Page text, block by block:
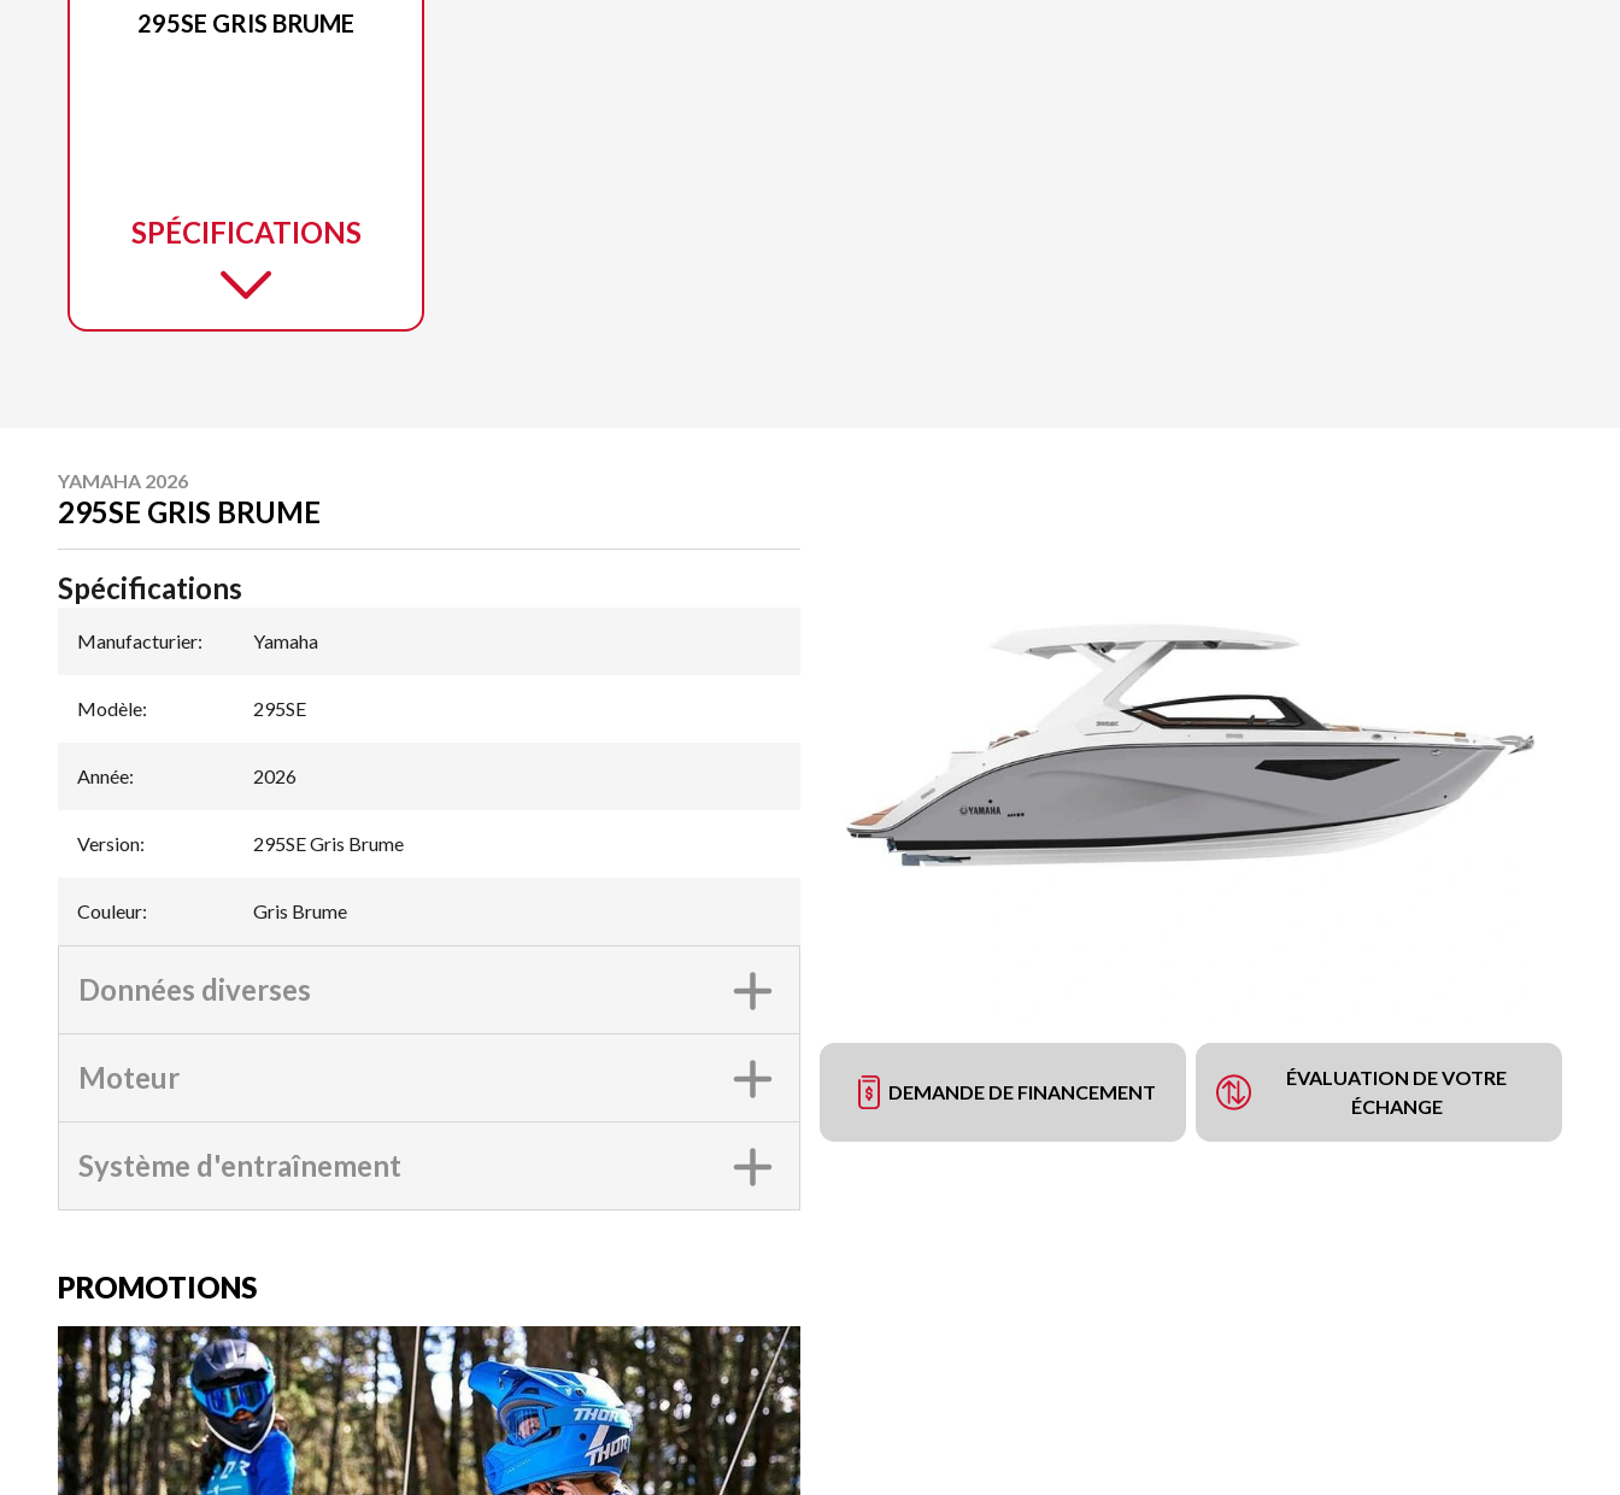
295SE GRIS BRUME
SPÉCIFICATIONS
YAMAHA 2026
295SE GRIS BRUME
DEMANDE DE FINANCEMENT
ÉVALUATION DE VOTRE
ÉCHANGE
Spécifications
Manufacturier: Yamaha
Modèle: 295SE
Année: 2026
Version: 295SE Gris Brume
Couleur: Gris Brume
Données diverses
Moteur
Système d'entraînement
PROMOTIONS